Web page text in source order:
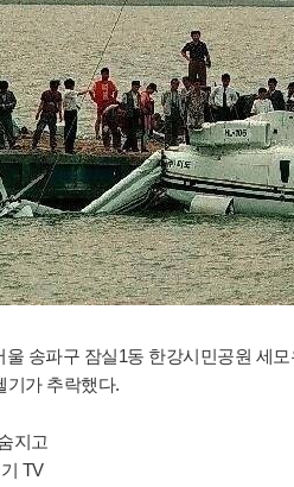
울 송파구 잠실1동 한강시민공원 세
기가 추락했다.
지고
TV